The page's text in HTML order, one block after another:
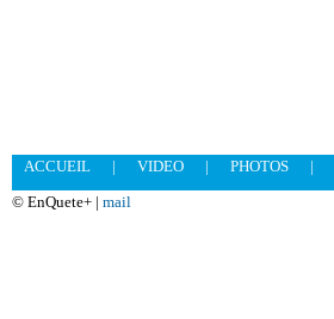
ACCUEIL | VIDEO | PHOTOS |
© EnQuete+ | mail